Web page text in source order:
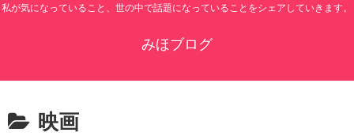
私が気になっていること、世の中で話題になっていることをシェアしていきます。
みほブログ
映画